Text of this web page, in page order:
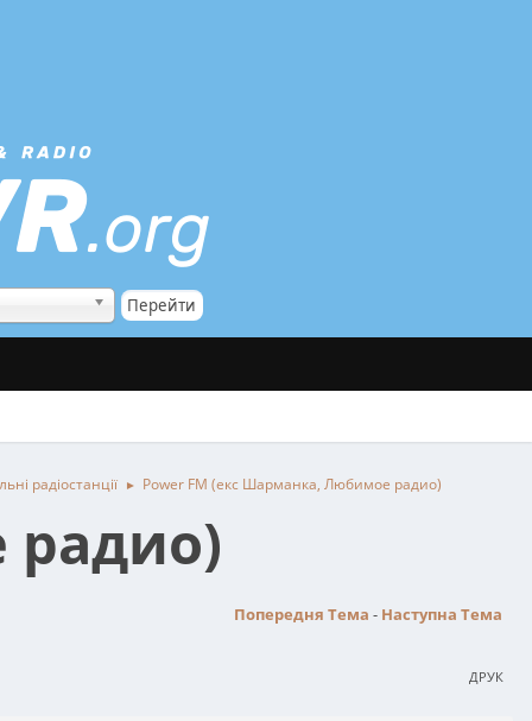
радіостанції ► Power FM (екс Шарманка, Любимое радио)
радио)
Попередня Тема - Наступна Тема
ДРУК